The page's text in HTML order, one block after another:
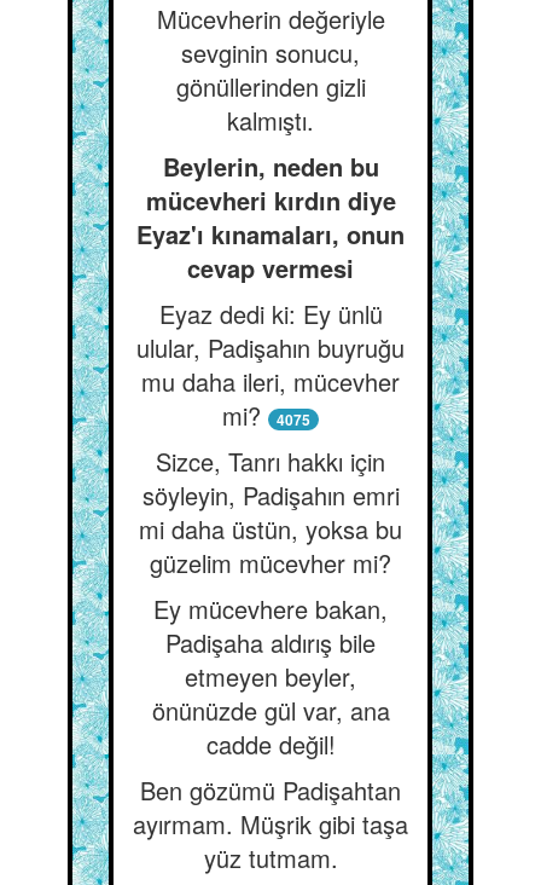
Mücevherin değeriyle
sevginin sonucu,
gönüllerinden gizli
kalmıştı.
Beylerin, neden bu
mücevheri kırdın diye
Eyaz'ı kınamaları, onun
cevap vermesi
Eyaz dedi ki: Ey ünlü
ulular, Padişahın buyruğu
mu daha ileri, mücevher
mi?
4075
Sizce, Tanrı hakkı için
söyleyin, Padişahın emri
mi daha üstün, yoksa bu
güzelim mücevher mi?
Ey mücevhere bakan,
Padişaha aldırış bile
etmeyen beyler,
önünüzde gül var, ana
cadde değil!
Ben gözümü Padişahtan
ayırmam. Müşrik gibi taşa
yüz tutmam.